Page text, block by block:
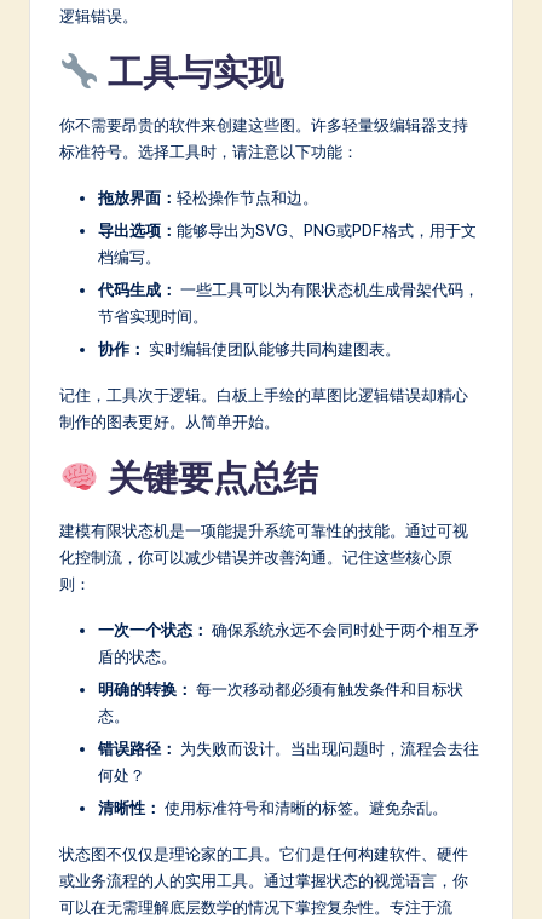
逻辑错误。
工具与实现
你不需要昂贵的软件来创建这些图。许多轻量级编辑器支持
标准符号。选择工具时，请注意以下功能：
拖放界面： 轻松操作节点和边。
导出选项： 能够导出为SVG、PNG或PDF格式，用于文
档编写。
代码生成： 一些工具可以为有限状态机生成骨架代码，
节省实现时间。
协作： 实时编辑使团队能够共同构建图表。
记住，工具次于逻辑。白板上手绘的草图比逻辑错误却精心
制作的图表更好。从简单开始。
关键要点总结
建模有限状态机是一项能提升系统可靠性的技能。通过可视
化控制流，你可以减少错误并改善沟通。记住这些核心原
则：
一次一个状态： 确保系统永远不会同时处于两个相互矛
盾的状态。
明确的转换： 每一次移动都必须有触发条件和目标状
态。
错误路径： 为失败而设计。当出现问题时，流程会去往
何处？
清晰性： 使用标准符号和清晰的标签。避免杂乱。
状态图不仅仅是理论家的工具。它们是任何构建软件、硬件
或业务流程的人的实用工具。通过掌握状态的视觉语言，你
可以在无需理解底层数学的情况下掌控复杂性。专注于流